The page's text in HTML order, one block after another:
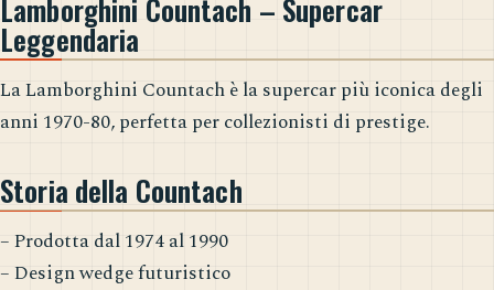
Lamborghini Countach – Supercar
Leggendaria
La Lamborghini Countach è la supercar più iconica degli
anni 1970-80, perfetta per collezionisti di prestige.
Storia della Countach
– Prodotta dal 1974 al 1990
– Design wedge futuristico